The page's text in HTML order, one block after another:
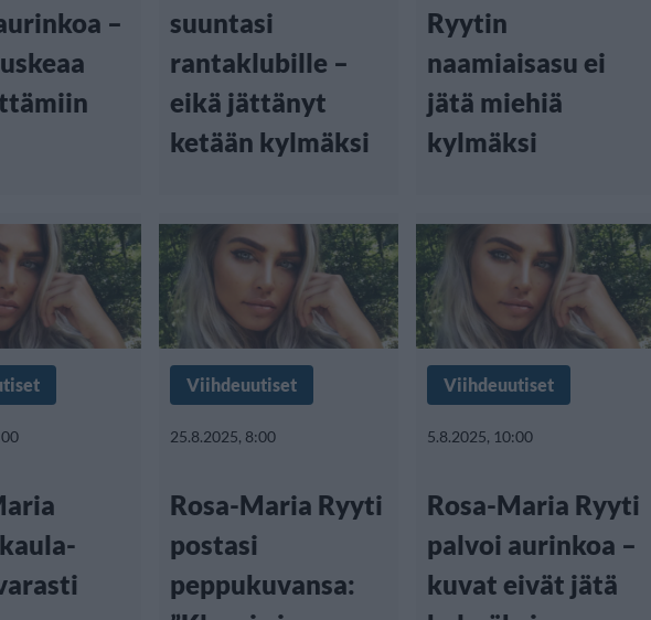
–
suuntasi
rantaklubille –
eikä jättänyt
ketään kylmäksi
Ryytin
naamiaisasu ei
jätä miehiä
kylmäksi
Viihdeuutiset
25.8.2025, 8:00
Rosa-Maria Ryyti
postasi
peppukuvansa:
Viihdeuutiset
5.8.2025, 10:00
Rosa-Maria Ryyti
palvoi aurinkoa –
kuvat eivät jätä